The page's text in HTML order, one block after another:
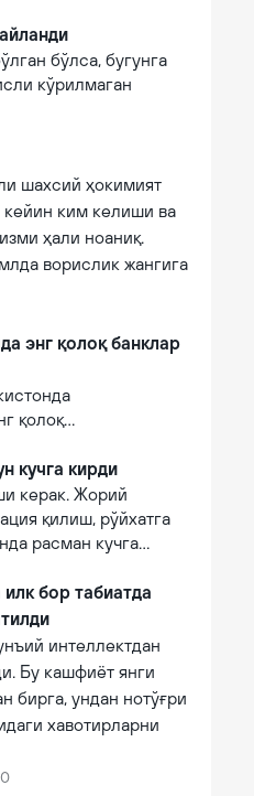
бўлса, бугунга
кўрилмаган
шахсий ҳокимият
кейин ким келиши ва
ҳали ноаниқ.
ворислик жангига
энг қолоқ банклар
қолоқ
очиқланган.
кучга кирди
керак. Жорий
қилиш, рўйхатга
расман кучга
бор табиатда
интеллектдан
Бу кашфиёт янги
бирга, ундан нотўғри
хавотирларни